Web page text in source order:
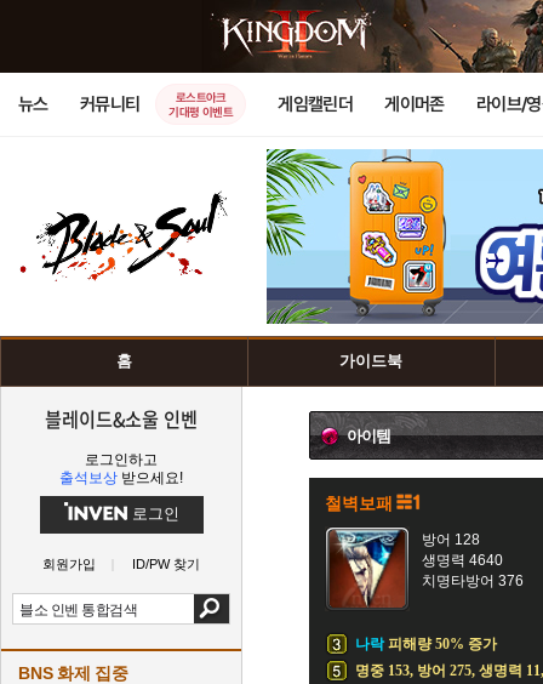
뉴스 커뮤니티
로스트아크
기대평 이벤트
게임캘린더 게이머존 라이브/
홈 가이드북
블레이드&소울 인벤
로그인하고
출석보상 받으세요!
로그인
회원가입 ID/PW 찾기
BNS 화제 집중
아이템
철벽보패
방어 128
생명력 4640
치명타방어 376
나락피해량 50% 증가
명중 153, 방어 275, 생명력